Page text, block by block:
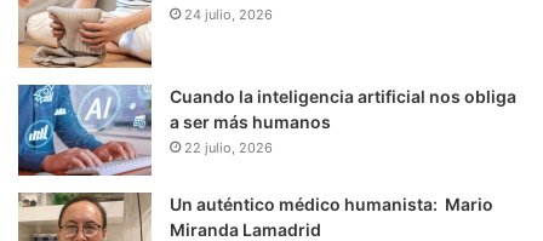
24 julio, 2026
Cuando la inteligencia artificial nos obliga
a ser más humanos
22 julio, 2026
Un auténtico médico humanista: Mario
Miranda Lamadrid